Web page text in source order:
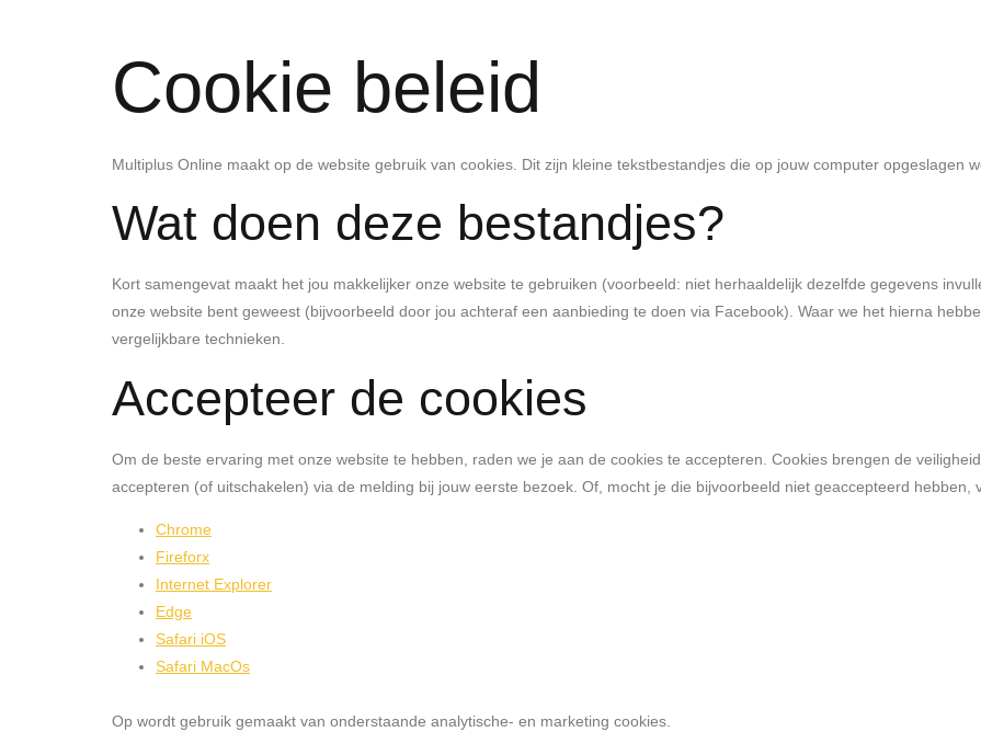
Cookie beleid
Multiplus Online maakt op de website gebruik van cookies. Dit zijn kleine tekstbestandjes die op jouw computer opgeslagen
Wat doen deze bestandjes?
Kort samengevat maakt het jou makkelijker onze website te gebruiken (voorbeeld: niet herhaaldelijk dezelfde gegevens
onze website bent geweest (bijvoorbeeld door jou achteraf een aanbieding te doen via Facebook). Waar we het hierna
vergelijkbare technieken.
Accepteer de cookies
Om de beste ervaring met onze website te hebben, raden we je aan de cookies te accepteren. Cookies brengen de
accepteren (of uitschakelen) via de melding bij jouw eerste bezoek. Of, mocht je die bijvoorbeeld niet geaccepteerd hebben,
Chrome
Fireforx
Internet Explorer
Edge
Safari iOS
Safari MacOs
Op wordt gebruik gemaakt van onderstaande analytische- en marketing cookies.